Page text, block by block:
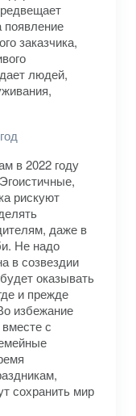
появление
заказчика,
людей,
в 2022 году
рискуют
даже в
Не надо
в созвездии
оказывать
и прежде
избежание
с
сохранить мир